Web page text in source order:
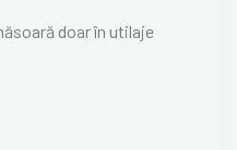
doar în utilaje